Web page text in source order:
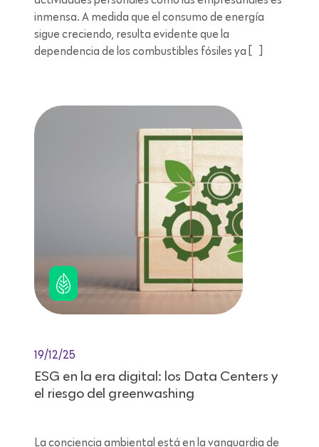
inmensa. A medida que el consumo de energía
sigue creciendo, resulta evidente que la
dependencia de los combustibles fósiles ya […]
19/12/25
ESG en la era digital: los Data Centers y
el riesgo del greenwashing
La conciencia ambiental está en la vanguardia de